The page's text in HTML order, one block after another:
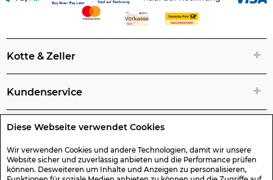
Diese Webseite verwendet Cookies
Wir verwenden Cookies und andere Technologien, damit wir unsere
Website sicher und zuverlässig anbieten und die Performance prüfen
können. Desweiteren um Inhalte und Anzeigen zu personalisieren,
Kotte & Zeller
Kundenservice
Rechtliche Artikelinfos
Geschenk-Gutscheine